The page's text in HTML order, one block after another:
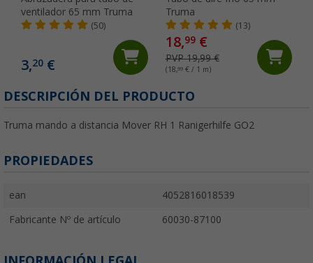
ventilador 65 mm Truma
(50)
3,20 €
Truma
(13)
18,99€
PVP 19,99 €
(18,99€ / 1 m)
DESCRIPCIÓN DEL PRODUCTO
Truma mando a distancia Mover RH 1 Ranigerhilfe GO2
PROPIEDADES
ean 4052816018539
Fabricante Nº de artículo 60030-87100